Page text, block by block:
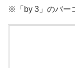
※「by 3」のバー